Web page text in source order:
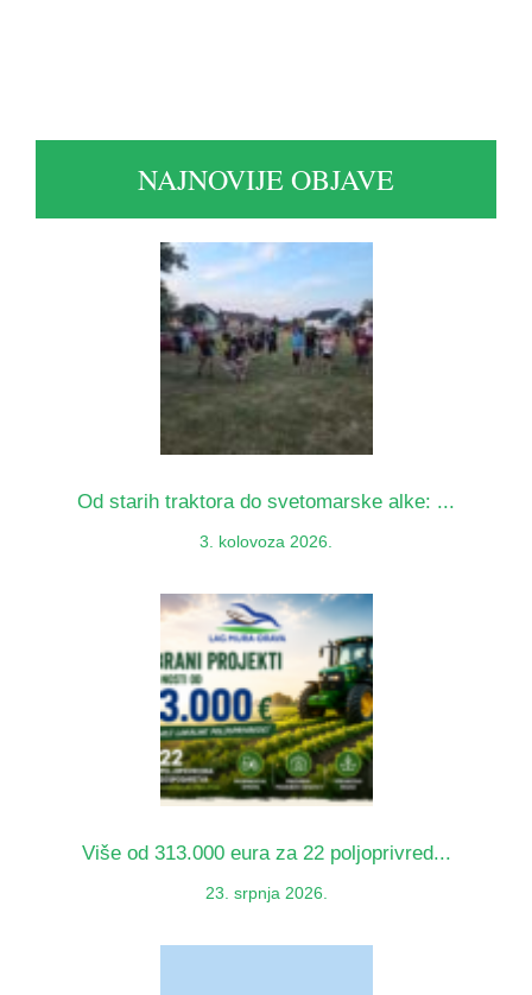
NAJNOVIJE OBJAVE
Od starih traktora do svetomarske alke: ...
3. kolovoza 2026.
Više od 313.000 eura za 22 poljoprivred...
23. srpnja 2026.